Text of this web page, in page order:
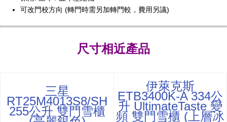
可改門校方向 (轉門時需另加轉門較，費用另議)
尺寸相近產品
三星
RT25M4013S8/SH
255公升 雙門雪櫃
伊萊克斯
ETB3400K-A 334公
升 UltimateTaste 變
頻 雙門雪櫃 (上層冰